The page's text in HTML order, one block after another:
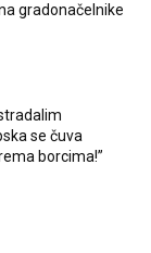
gradonačelnike
se čuva
borcima!”